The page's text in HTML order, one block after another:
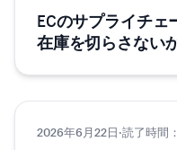
ECのサプライチェ
在庫を切らさない
EC・ネットショップ
2026年6月22日·読了時間